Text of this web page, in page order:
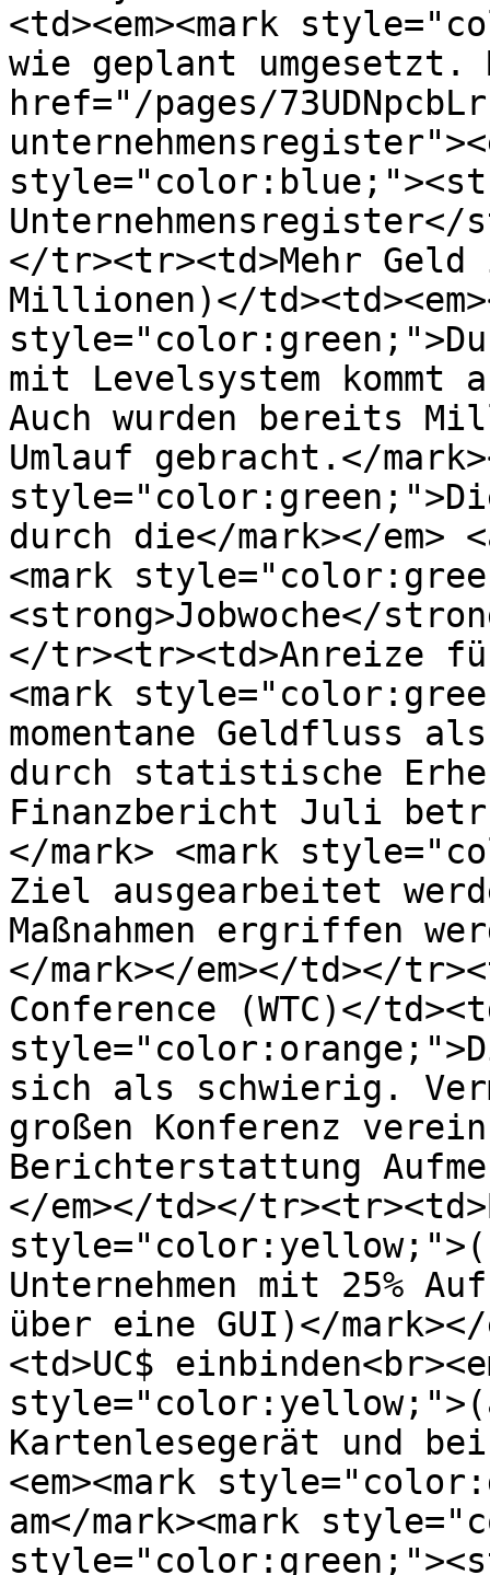
<td><em><mark
wie geplant umgesetzt.
href="/pages/
Unternehmensregister</
</tr><tr><td>Mehr
Millionen)</
mit Levelsystem
Auch wurden bereits
Umlauf gebracht.</
durch die</mark></em>
<mark
<strong>Jobwoche</
</tr><tr><td>Anreize für
<mark
momentane Geldfluss
durch statistische
Finanzbericht Juli
</mark> <mark
Ziel ausgearbeitet
Maßnahmen ergriffen
</mark></em></td></
Conference (WTC)</
sich als schwierig.
großen Konferenz
Berichterstattung
</em></td></
Unternehmen mit 25%
über eine GUI)</
<td>UC$
Kartenlesegerät und bei
<em><mark
am</mark><mark